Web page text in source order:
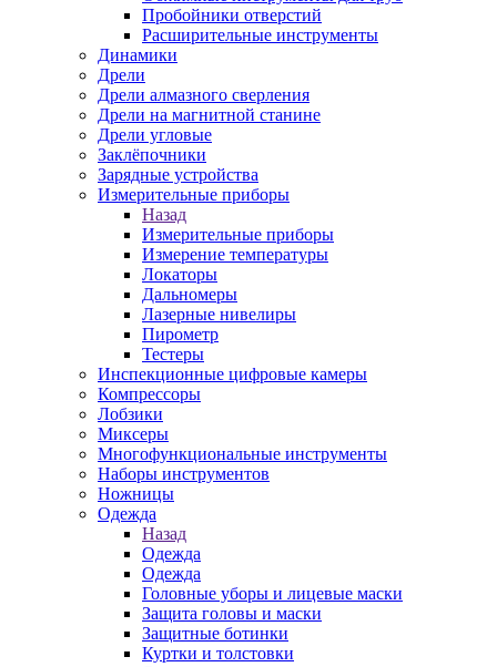
Пробойники отверстий
Расширительные инструменты
Динамики
Дрели
Дрели алмазного сверления
Дрели на магнитной станине
Дрели угловые
Заклёпочники
Зарядные устройства
Измерительные приборы
Назад
Измерительные приборы
Измерение температуры
Локаторы
Дальномеры
Лазерные нивелиры
Пирометр
Тестеры
Инспекционные цифровые камеры
Компрессоры
Лобзики
Миксеры
Многофункциональные инструменты
Наборы инструментов
Ножницы
Одежда
Назад
Одежда
Одежда
Головные уборы и лицевые маски
Защита головы и маски
Защитные ботинки
Куртки и толстовки